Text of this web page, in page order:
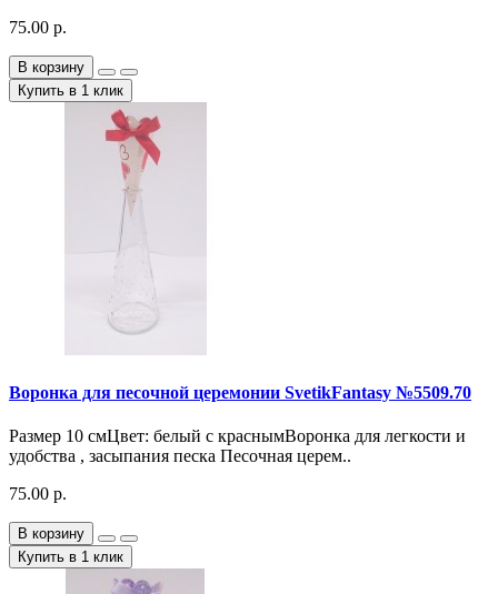
75.00 р.
В корзину
Купить в 1 клик
Воронка для песочной церемонии SvetikFantasy №5509.70
Размер 10 смЦвет: белый с краснымВоронка для легкости и
удобства , засыпания песка Песочная церем..
75.00 р.
В корзину
Купить в 1 клик